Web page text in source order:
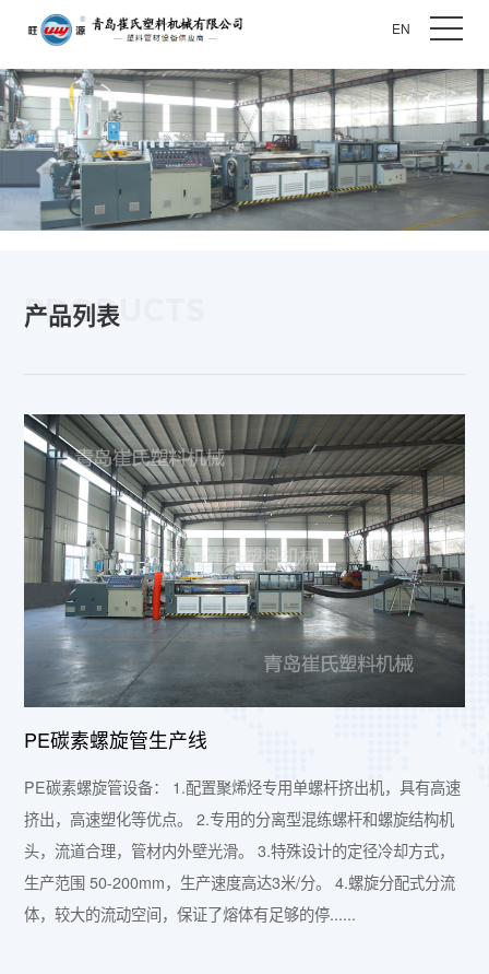
EN
PRODUCTS
产品列表
PE碳素螺旋管生产线
PE碳素螺旋管设备： 1.配置聚烯烃专用单螺杆挤出机，具有高速
挤出，高速塑化等优点。 2.专用的分离型混练螺杆和螺旋结构机
头，流道合理，管材内外壁光滑。 3.特殊设计的定径冷却方式，
生产范围 50-200mm，生产速度高达3米/分。 4.螺旋分配式分流
体，较大的流动空间，保证了熔体有足够的停......